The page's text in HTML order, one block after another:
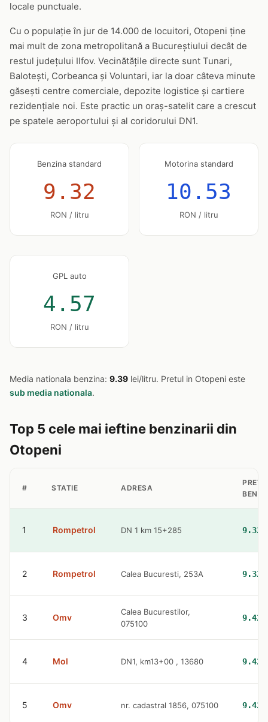
locale punctuale.
Cu o populație în jur de 14.000 de locuitori, Otopeni ține
mai mult de zona metropolitană a Bucureștiului decât de
restul județului Ilfov. Vecinătățile directe sunt Tunari,
Balotești, Corbeanca și Voluntari, iar la doar câteva minute
găsești centre comerciale, depozite logistice și cartiere
rezidențiale noi. Este practic un oraș-satelit care a crescut
pe spatele aeroportului și al coridorului DN1.
Benzina standard
9.32
RON / litru
Motorina standard
10.53
RON / litru
GPL auto
4.57
RON / litru
Media nationala benzina: 9.39 lei/litru. Pretul in Otopeni este
sub media nationala.
Top 5 cele mai ieftine benzinarii din
Otopeni
# STATIE ADRESA
PRET
1 Rompetrol DN 1 km 15+285 9.32
2 Rompetrol Calea Bucuresti, 253A 9.32
3 Omv
Calea Bucurestilor,
075100
9.42
4 Mol DN1, km13+00 , 13680 9.42
5 Omv nr. cadastral 1856, 075100 9.42